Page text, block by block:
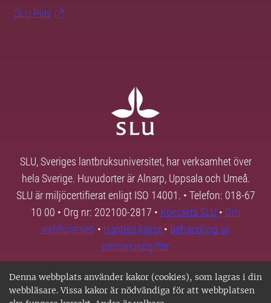
Denna webbplats använder kakor (cookies), som lagras i din
webbläsare. Vissa kakor är nödvändiga för att webbplatsen
SLU Play
SLU, Sveriges lantbruksuniversitet, har verksamhet över
hela Sverige. Huvudorter är Alnarp, Uppsala och Umeå.
SLU är miljöcertifierat enligt ISO 14001. • Telefon: 018-67
10 00 • Org nr: 202100-2817 • Kontakta SLU • Om
webbplatsen • Hantera kakor • Behandling av
personuppgifter